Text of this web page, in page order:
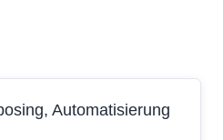
Automatisierung